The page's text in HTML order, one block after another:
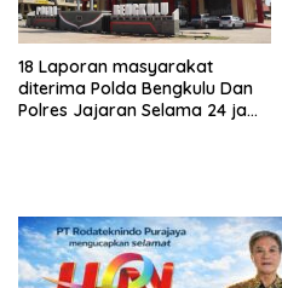
18 Laporan masyarakat
diterima Polda Bengkulu Dan
Polres Jajaran Selama 24 jam